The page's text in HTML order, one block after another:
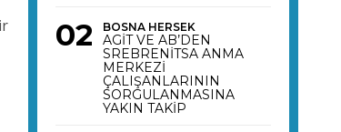
BOSNA HERSEK
AGİT VE AB’DEN
SREBRENİTSA ANMA
MERKEZİ
ÇALIŞANLARININ
SORGULANMASINA
YAKIN TAKİP